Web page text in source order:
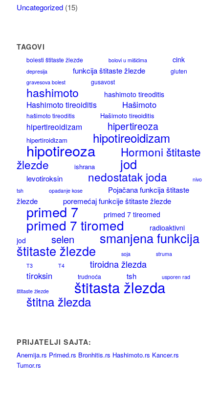
Uncategorized(15)
TAGOVI
bolesti štitaste žlezde bolovi u mišićima cink
depresija funkcija štitaste žlezde gluten
gravesova bolest gusavost
hashimoto hashimoto tireoditis
Hashimoto tireoiditis Hašimoto
hašimoto tireoditis Hašimoto tireoiditis
hipertireoidizam hipertireoza
hipertiroidizam hipotireoidizam
hipotireoza
Hormoni štitaste
žlezde
ishrana jod
levotiroksin nedostatak joda
nivo
tsh
opadanje kose
Pojačana funkcija štitaste
žlezde
poremećaj funkcije štitaste žlezde
primed 7 primed 7 tireomed
primed 7 tiromed
radioaktivni
jod
selen smanjena funkcija
štitaste žlezde soja
struma
T3
T4 tiroidna žlezda
tiroksin trudnoća tsh
usporen rad
štitaste žlezde
štitasta žlezda
štitna žlezda
PRIJATELJI SAJTA:
Anemija.rs Primed.rs Bronhitis.rs Hashimoto.rs Kancer.rs
Tumor.rs